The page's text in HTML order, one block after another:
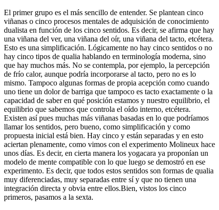
El primer grupo es el más sencillo de entender. Se plantean cinco
viñanas o cinco procesos mentales de adquisición de conocimiento
dualista en función de los cinco sentidos. Es decir, se afirma que hay
una viñana del ver, una viñana del oír, una viñana del tacto, etcétera.
Esto es una simplificación. Lógicamente no hay cinco sentidos o no
hay cinco tipos de qualia hablando en terminología moderna, sino
que hay muchos más. No se contempla, por ejemplo, la percepción
de frío calor, aunque podría incorporarse al tacto, pero no es lo
mismo. Tampoco algunas formas de propia acepción como cuando
uno tiene un dolor de barriga que tampoco es tacto exactamente o la
capacidad de saber en qué posición estamos y nuestro equilibrio, el
equilibrio que sabemos que controla el oído interno, etcétera.
Existen así pues muchas más viñanas basadas en lo que podríamos
llamar los sentidos, pero bueno, como simplificación y como
propuesta inicial está bien. Hay cinco y están separadas y en esto
aciertan plenamente, como vimos con el experimento Molineux hace
unos días. Es decir, en cierta manera los yogacara ya proponían un
modelo de mente compatible con lo que luego se demostró en ese
experimento. Es decir, que todos estos sentidos son formas de qualia
muy diferenciadas, muy separadas entre sí y que no tienen una
integración directa y obvia entre ellos.Bien, vistos los cinco
primeros, pasamos a la sexta.